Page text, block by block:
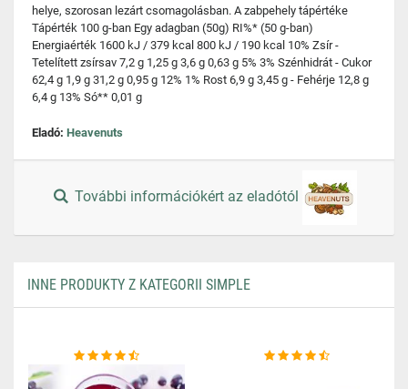
helye, szorosan lezárt csomagolásban. A zabpehely tápértéke
Tápérték 100 g-ban Egy adagban (50g) RI%* (50 g-ban)
Energiaérték 1600 kJ / 379 kcal 800 kJ / 190 kcal 10% Zsír -
Tetelített zsírsav 7,2 g 1,25 g 3,6 g 0,63 g 5% 3% Szénhidrát - Cukor
62,4 g 1,9 g 31,2 g 0,95 g 12% 1% Rost 6,9 g 3,45 g - Fehérje 12,8 g
6,4 g 13% Só** 0,01 g
Eladó: Heavenuts
További információkért az eladótól
INNE PRODUKTY Z KATEGORII SIMPLE